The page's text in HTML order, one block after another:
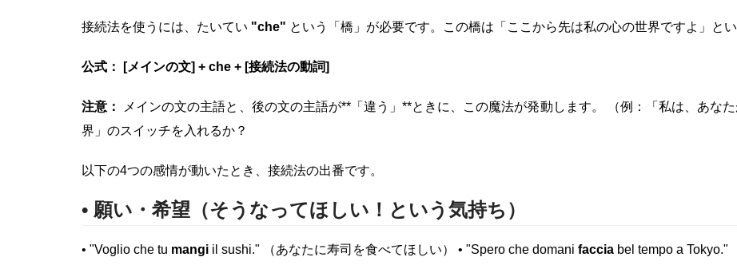
接続法を使うには、たいてい "che" という「橋」が必要です。この橋は「ここから先は私の心の世界ですよ」とい
公式： [メインの文] + che + [接続法の動詞]
注意：
メインの文の主語と、後の文の主語が**「違う」**ときに、この魔法が発動します。 （例：「私は、あな
界」のスイッチを入れるか？
以下の4つの感情が動いたとき、接続法の出番です。
• 願い・希望（そうなってほしい！という気持ち）
• "Voglio che tu mangi il sushi." （あなたに寿司を食べてほしい） • "Spero che domani faccia bel tempo a Tokyo."